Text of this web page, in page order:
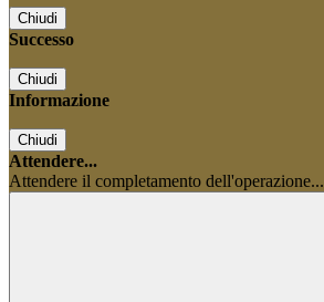
Chiudi
Successo
Chiudi
Informazione
Chiudi
Attendere...
Attendere il completamento dell'operazione...